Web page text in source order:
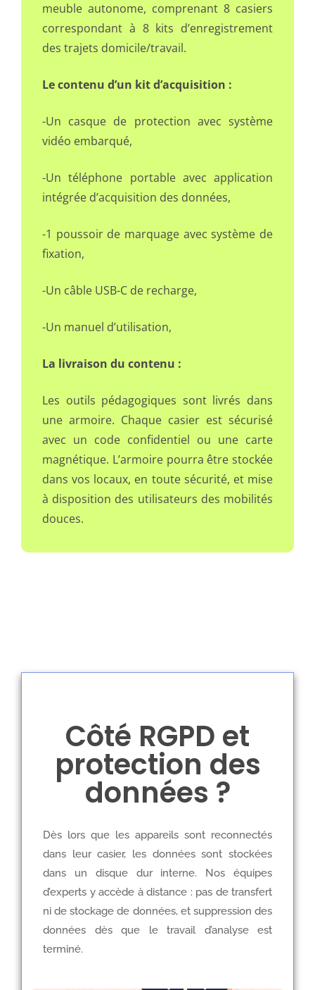
meuble autonome, comprenant 8 casiers
correspondant à 8 kits d’enregistrement
des trajets domicile/travail.
Lecontenu d’un kitd’acquisition :
-Un casque de protection avec système
vidéo embarqué,
-Un téléphone portable avec application
intégrée d’acquisition des données,
-1 poussoir de marquage avec système de
fixation,
-Un câble USB-C de recharge,
-Un manuel d’utilisation,
La livraison du contenu :
Les outils pédagogiques sont livrés dans
une armoire. Chaque casier est sécurisé
avec un code confidentiel ou une carte
magnétique. L’armoire pourra être stockée
dans vos locaux, en toute sécurité, et mise
à disposition des utilisateurs des mobilités
douces.
Côté RGPD et
protection des
données ?
Dès lors que les appareils sont reconnectés
dans leur casier, les données sont stockées
dans un disque dur interne. Nos équipes
d’experts y accède à distance : pas de transfert
ni de stockage de données, et suppression des
données dès que le travail d’analyse est
terminé.